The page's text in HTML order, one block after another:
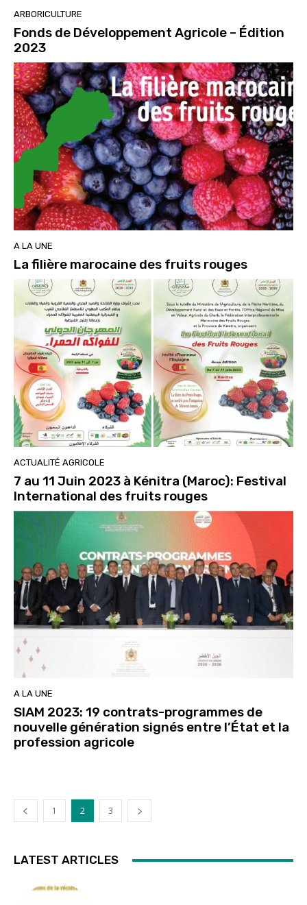
ARBORICULTURE
Fonds de Développement Agricole – Édition
2023
A LA UNE
La filière marocaine des fruits rouges
ACTUALITÉ AGRICOLE
7 au 11 Juin 2023 à Kénitra (Maroc): Festival
International des fruits rouges
A LA UNE
SIAM 2023: 19 contrats-programmes de
nouvelle génération signés entre l’État et la
profession agricole
1 2 3
LATEST ARTICLES